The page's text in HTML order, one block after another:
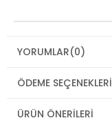
YORUMLAR(0)
ÖDEME SEÇENEKLERI
ÜRÜN ÖNERILERI